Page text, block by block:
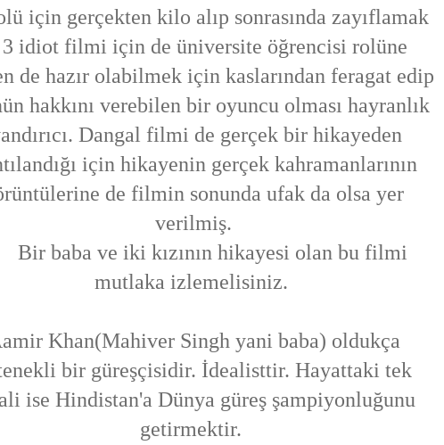
için gerçekten kilo alıp sonrasında zayıflamak
idiot filmi için de üniversite öğrencisi rolüne
de hazır olabilmek için kaslarından feragat edip
hakkını verebilen bir oyuncu olması hayranlık
Dangal filmi de gerçek bir hikayeden
için hikayenin gerçek kahramanlarının
de filmin sonunda ufak da olsa yer
verilmiş.
baba ve iki kızının hikayesi olan bu filmi
mutlaka izlemelisiniz.
Khan(Mahiver Singh yani baba) oldukça
bir güreşçisidir. İdealisttir. Hayattaki tek
ise Hindistan'a Dünya güreş şampiyonluğunu
getirmektir.